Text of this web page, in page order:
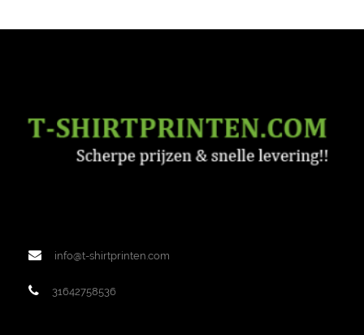
info@t-shirtprinten.com
31642758536